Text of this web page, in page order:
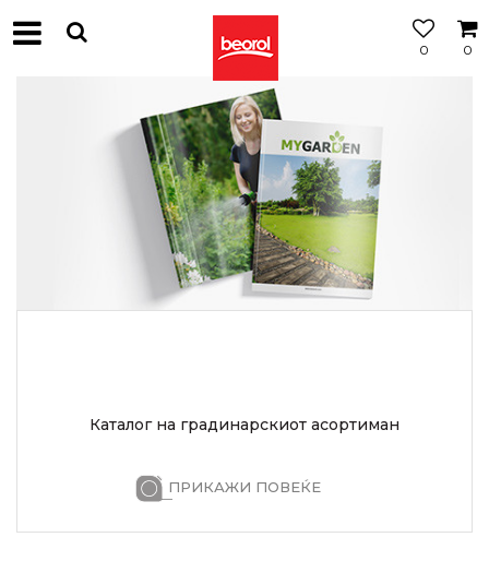
0
0
Каталог на градинарскиот асортиман
ПРИКАЖИ ПОВЕЌЕ